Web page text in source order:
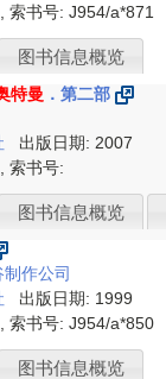
索书号:J954/a*871
图书信息概览
特曼 ．第二部
出版日期: 2007
索书号:
图书信息概览
作公司
出版日期: 1999
索书号:J954/a*850
图书信息概览